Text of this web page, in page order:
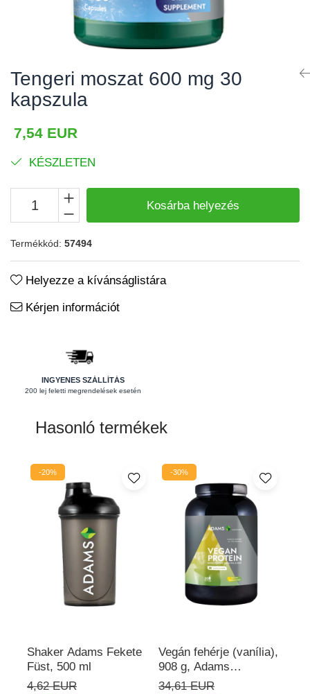
Kiegészítők
Shakerek
Flakonok
Fehérjeszeletek
Egyéb rudak
Izomgörcsök
Izomrendszer
Keringési rendszer
Koleszterin
Könnyű emésztés
Memória
Migrén
Máj- és epe
Májvédő
Méregtelenítés
Okulárok
Pattanások
Prosztata
Stressz
Termékenység
Vérszegénység
Ízületi problémák
Öregedésgátlás, szépség
Tengeri moszat 600 mg 30
kapszula
7,54 EUR
KÉSZLETEN
Kosárba helyezés
Termékkód: 57494
Helyezze a kívánságlistára
Kérjen információt
INGYENES SZÁLLÍTÁS
200 lej feletti megrendelések esetén
Hasonló termékek
-20%
Shaker Adams Fekete
Füst, 500 ml
4,62 EUR
-30%
Vegán fehérje (vanília),
908 g, Adams
Supplements
34,61 EUR